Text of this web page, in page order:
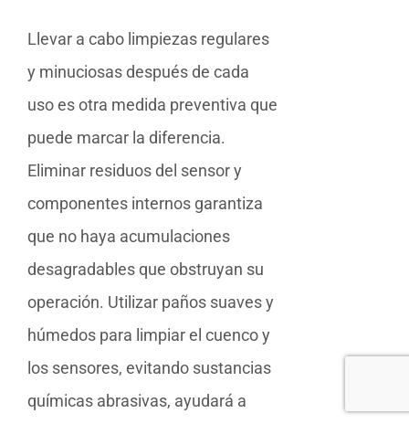
Llevar a cabo limpiezas regulares
y minuciosas después de cada
uso es otra medida preventiva que
puede marcar la diferencia.
Eliminar residuos del sensor y
componentes internos garantiza
que no haya acumulaciones
desagradables que obstruyan su
operación. Utilizar paños suaves y
húmedos para limpiar el cuenco y
los sensores, evitando sustancias
químicas abrasivas, ayudará a